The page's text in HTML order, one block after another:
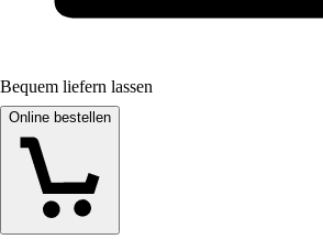
Bequem liefern lassen
Online bestellen